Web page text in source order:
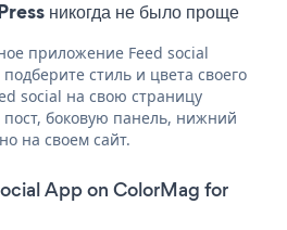
никогда не было проще
приложение Feed social
стиль и цвета своего
social на свою страницу
боковую панель, нижний
на своем сайт.
App on ColorMag for